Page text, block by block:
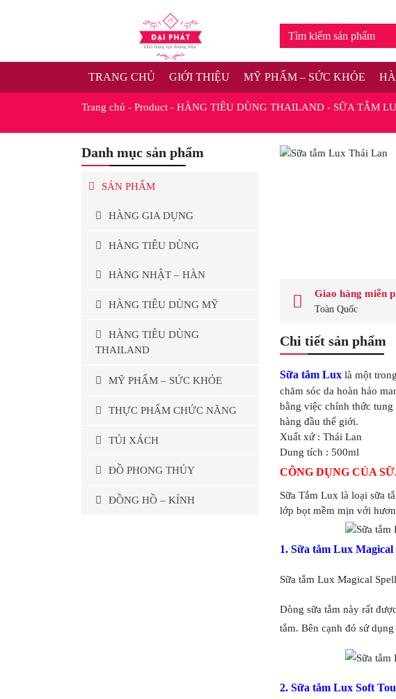
TRANG CHỦ GIỚI THIỆU MỸ PHẨM – SỨC KHỎE
Trang chủ - Product - HÀNG TIÊU DÙNG THAILAND - SỮA TẮM
Giao hàng miễn
Toàn Quốc
Chi tiết sản phẩm
Sữa tắm Lux là một
chăm sóc da hoàn hảo
bằng việc chính thức
hàng đầu thế giới.
Xuất xứ : Thái Lan
Dung tích : 500ml
CÔNG DỤNG CỦA
Sữa Tắm Lux là loại sữa
lớp bọt mềm mịn với
1. Sữa tắm Lux Magical
Sữa tắm Lux Magical
Dòng sữa tắm này rất
tắm. Bên cạnh đó sử
2. Sữa tắm Lux Soft
Danh mục sản phẩm
SẢN PHẨM
HÀNG GIA DỤNG
HÀNG TIÊU DÙNG
HÀNG NHẬT – HÀN
HÀNG TIÊU DÙNG MỸ
HÀNG TIÊU DÙNG
THAILAND
MỸ PHẨM – SỨC KHỎE
THỰC PHẨM CHỨC NĂNG
TÚI XÁCH
ĐỒ PHONG THỦY
ĐỒNG HỒ – KÍNH